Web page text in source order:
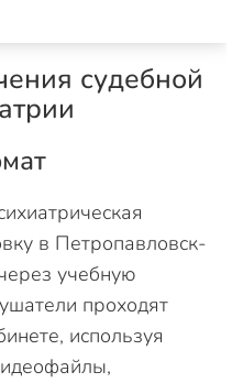
судебной
в Петропавловск-
учебную
проходят
используя